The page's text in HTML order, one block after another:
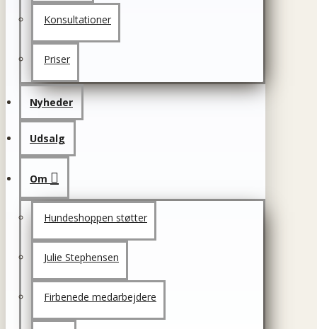
Konsultationer
Priser
Nyheder
Udsalg
Om
Hundeshoppen støtter
Julie Stephensen
Firbenede medarbejdere